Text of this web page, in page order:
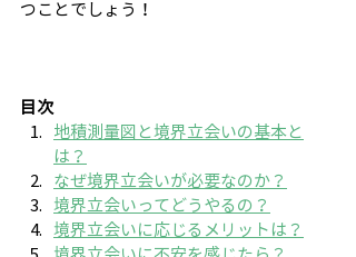
つことでしょう！
目次
地積測量図と境界立会いの基本と
は？
なぜ境界立会いが必要なのか？
境界立会いってどうやるの？
境界立会いに応じるメリットは？